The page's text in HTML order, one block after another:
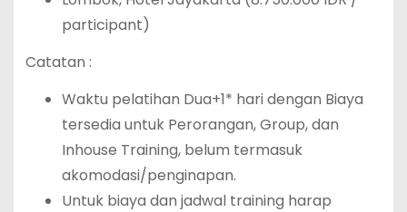
participant)
Catatan :
Waktu pelatihan Dua+1* hari dengan Biaya
tersedia untuk Perorangan, Group, dan
Inhouse Training, belum termasuk
akomodasi/penginapan.
Untuk biaya dan jadwal training harap